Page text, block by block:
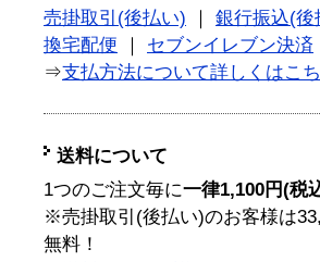
売掛取引(後払い)
銀行振込(後
換宅配便
セブンイレブン決済
⇒支払方法について詳しくはこ
送料について
1つのご注文毎に一律1,100円(税
※売掛取引(後払い)のお客様は
無料！